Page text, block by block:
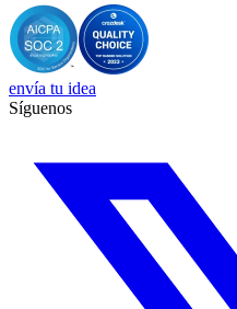
envía tu idea
Síguenos